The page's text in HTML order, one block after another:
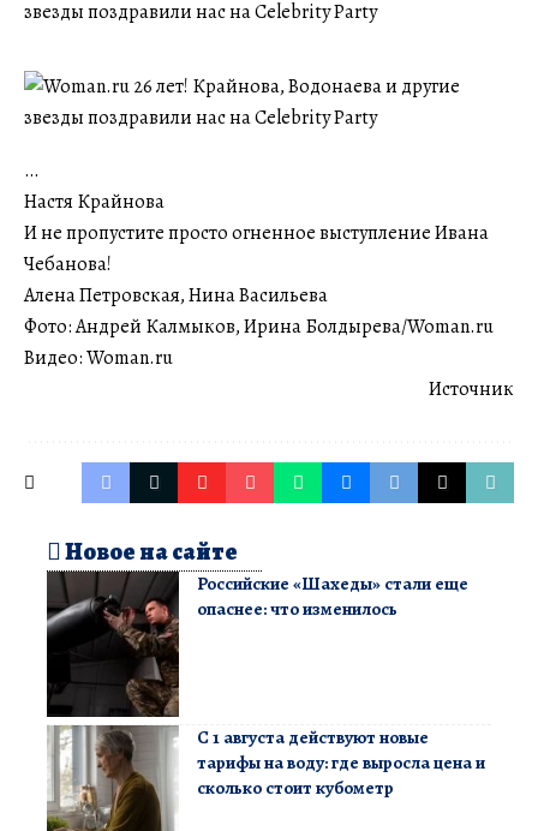
…
Настя Крайнова
И не пропустите просто огненное выступление Ивана
Чебанова!
Алена Петровская, Нина Васильева
Фото: Андрей Калмыков, Ирина Болдырева/Woman.ru
Видео: Woman.ru
Источник
Новое на сайте
Российские «Шахеды» стали еще
опаснее: что изменилось
С 1 августа действуют новые
тарифы на воду: где выросла цена и
сколько стоит кубометр